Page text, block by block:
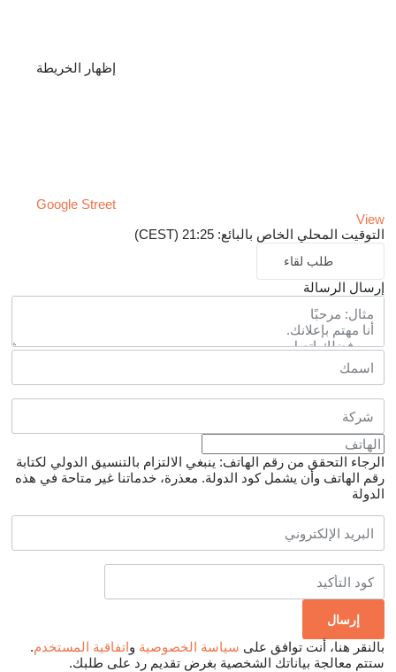
إظهار الخريطة
Google Street
View
التوقيت المحلي الخاص بالبائع: 21:25 (CEST)
طلب لقاء
إرسال الرسالة
الرجاء التحقق من رقم الهاتف: ينبغي الالتزام بالتنسيق الدولي لكتابة
رقم الهاتف وأن يشمل كود الدولة. معذرة، خدماتنا غير متاحة في هذه
الدولة
بالنقر هنا، أنت توافق على سياسة الخصوصية واتفاقية المستخدم.
ستتم معالجة بياناتك الشخصية بغرض تقديم رد على طلبك.